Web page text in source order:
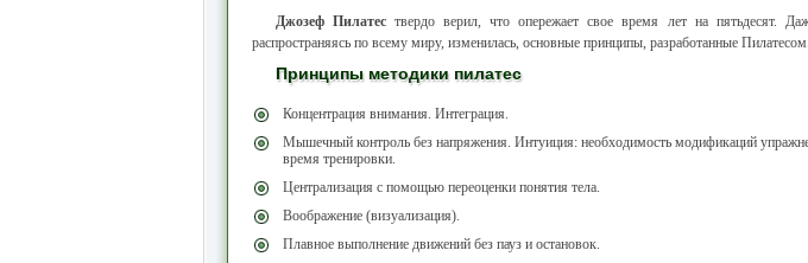
Джозеф Пилатествердо верил, что опережает свое время лет на пятьдесят.
распространяясь по всему миру, изменилась, основные принципы, разработанные
Принципы методики пилатес
Концентрация внимания. Интеграция.
Мышечный контроль без напряжения. Интуиция: необходимость модификаций
время тренировки.
Централизация с помощью переоценки понятия тела.
Воображение (визуализация).
Плавное выполнение движений без пауз и остановок.